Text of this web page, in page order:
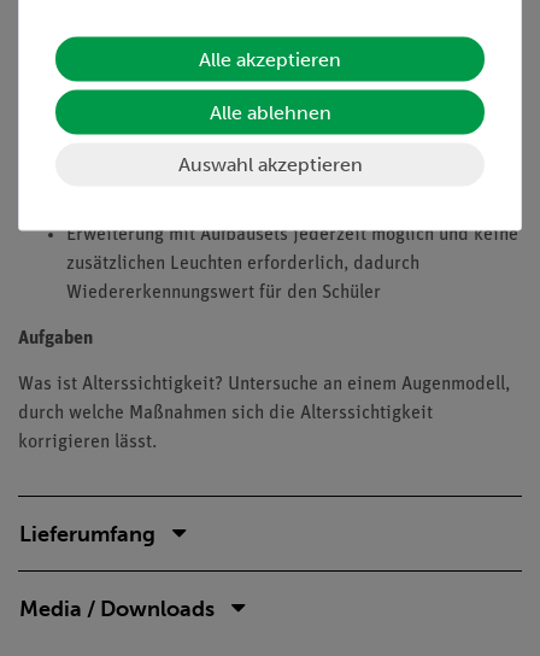
Modell auf das wirkliche Auge.
Vorteile
Grundlagen der geometrischen Optik auf dem Tisch,
Erweiterung mit Aufbausets jederzeit möglich und keine
zusätzlichen Leuchten erforderlich, dadurch
Wiedererkennungswert für den Schüler
Aufgaben
Was ist Alterssichtigkeit? Untersuche an einem Augenmodell,
durch welche Maßnahmen sich die Alterssichtigkeit
korrigieren lässt.
Lieferumfang
Media / Downloads
Alle akzeptieren
Alle ablehnen
Auswahl akzeptieren